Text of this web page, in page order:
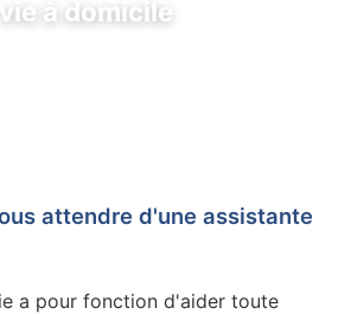
vie à domicile
attendre d'une assistante
a pour fonction d'aider toute